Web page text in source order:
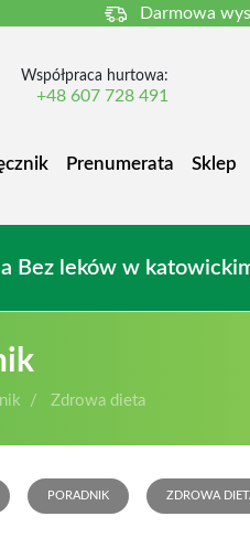
Darmowa
Współpraca hurtowa:
+48 607 728 491
Prenumerata Sklep
Bez leków w
Zdrowa dieta
PORADNIK ZDROWA